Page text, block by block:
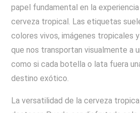
papel fundamental en la
cerveza tropical. Las etiquetas
colores vivos, imágenes tropicales
que nos transportan visualmente a
como si cada botella o lata fuera
destino exótico.
La versatilidad de la cerveza